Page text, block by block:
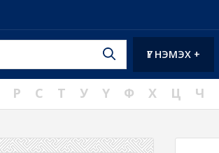
ҮГ НЭМЭХ +
Р С Т У Ү Ф Х Ц Ч